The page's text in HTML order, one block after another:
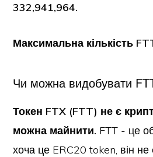
332,941,964.
Максимальна кількість
Чи можна видобувати
Токен FTX (FTT) не є
можна майнити. FTT - це
хоча це ERC20 token, він не